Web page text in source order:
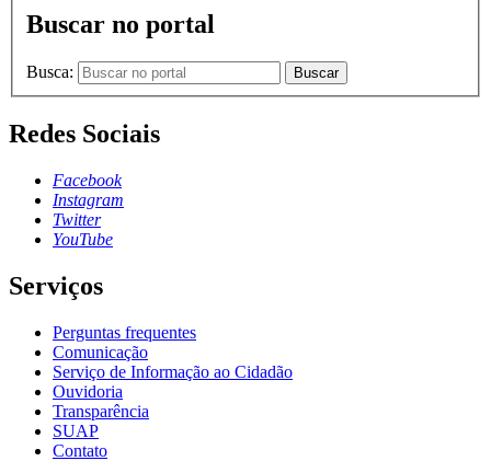
Buscar no portal
Busca: Buscar
Redes Sociais
Facebook
Instagram
Twitter
YouTube
Serviços
Perguntas frequentes
Comunicação
Serviço de Informação ao Cidadão
Ouvidoria
Transparência
SUAP
Contato